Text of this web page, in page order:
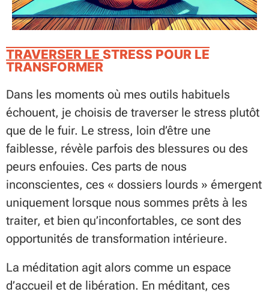
TRAVERSER LE STRESS POUR LE
TRANSFORMER
Dans les moments où mes outils habituels
échouent, je choisis de traverser le stress plutôt
que de le fuir. Le stress, loin d’être une
faiblesse, révèle parfois des blessures ou des
peurs enfouies. Ces parts de nous
inconscientes, ces « dossiers lourds » émergent
uniquement lorsque nous sommes prêts à les
traiter, et bien qu’inconfortables, ce sont des
opportunités de transformation intérieure.
La méditation agit alors comme un espace
d’accueil et de libération. En méditant, ces